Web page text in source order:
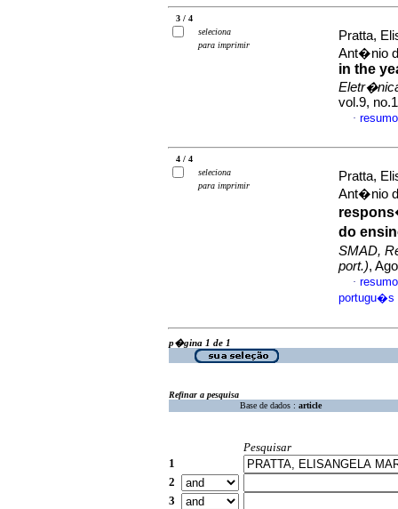
3 / 4
seleciona
para imprimir
Pratta,
Ant�nio
in the
vol.9,
·
4 / 4
seleciona
para imprimir
Pratta,
Ant�nio
do
SMAD,
port.),
·
portugu�s
p�gina 1 de 1
Refinar a pesquisa
Base de dados : article
Pesquisar
1
2
3